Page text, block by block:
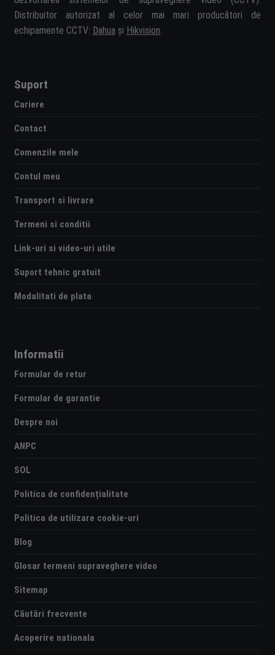
Distribuitor autorizat al celor mai mari producători de
echipamente CCTV: Dahua și Hikvision.
Suport
Cariere
Contact
Comenzile mele
Contul meu
Transport si livrare
Termeni si conditii
Link-uri si video-uri utile
Suport tehnic gratuit
Modalitati de plata
Informatii
Formular de retur
Formular de garantie
Despre noi
ANPC
SOL
Politica de confidențialitate
Politica de utilizare cookie-uri
Blog
Glosar termeni supraveghere video
Sitemap
Căutări frecvente
Acoperire nationala